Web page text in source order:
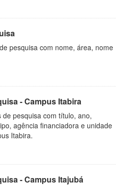
pesquisa com nome, área, nome
- Campus Itabira
de pesquisa com título, ano,
agência financiadora e unidade
Itabira.
- Campus Itajubá